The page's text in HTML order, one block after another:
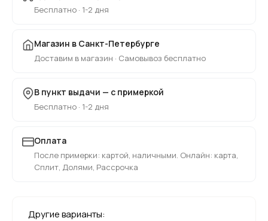
Бесплатно · 1-2 дня
Магазин в Санкт-Петербурге
Доставим в магазин · Самовывоз бесплатно
В пункт выдачи — с примеркой
Бесплатно · 1-2 дня
Оплата
После примерки: картой, наличными. Онлайн: карта,
Сплит, Долями, Рассрочка
Другие варианты: